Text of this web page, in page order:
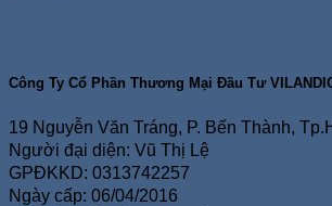
Công Ty Cổ Phần Thương Mại Đầu Tư
19 Nguyễn Văn Tráng, P. Bến Thành,
Người đại diện: Vũ Thị Lệ
GPĐKKD: 0313742257
Ngày cấp: 06/04/2016